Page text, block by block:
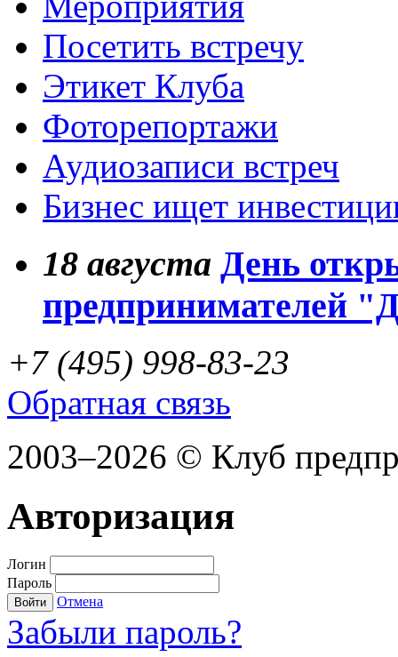
Посетить встречу
Этикет Клуба
Фоторепортажи
Аудиозаписи встреч
Бизнес ищет
18 августа День
предпринимателей
+7 (495) 998-83-23
Обратная связь
2003–2026 © Клуб
Авторизация
Логин
Пароль
Войти Отмена
Забыли пароль?